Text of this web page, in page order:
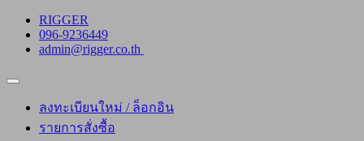
Skip
content
RIGGER
096-9236449
admin@rigger.co.th
Topbar
ลงทะเบียนใหม่ / ล็อกอิน
รายการสั่งซื้อ